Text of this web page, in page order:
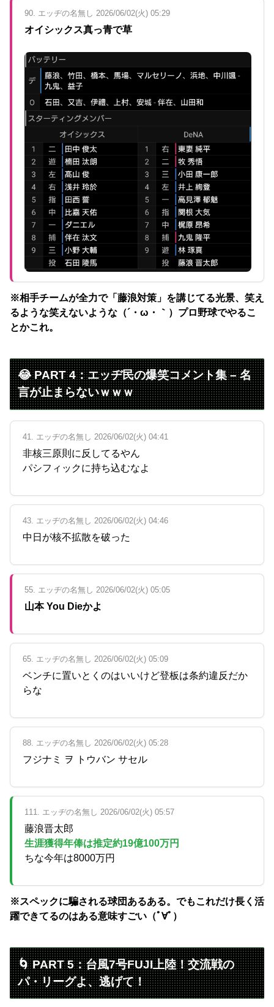
90. エッヂの名無し 2026/06/02(火) 05:29
オイシックス真っ青で草
※相手チームが全力で「藤浪対策」を講じてる光景、笑え
るような笑えないような（´・ω・｀）プロ野球でやるこ
とかこれ。
😂 PART 4：エッヂ民の爆笑コメント集 – 名
言が止まらないｗｗｗ
41. エッヂの名無し 2026/06/02(火) 04:41
非核三原則に反してるやん
パシフィックに持ち込むなよ
43. エッヂの名無し 2026/06/02(火) 04:46
中日が核不拡散を破った
55. エッヂの名無し 2026/06/02(火) 05:05
山本 You Dieかよ
65. エッヂの名無し 2026/06/02(火) 05:09
ベンチに置いとくのはいいけど登板は条約違反だか
らな
88. エッヂの名無し 2026/06/02(火) 05:28
フジナミ ヲ トウバン サセル
111. エッヂの名無し 2026/06/02(火) 05:57
藤浪晋太郎
生涯獲得年俸は推定約19億100万円
ちな今年は8000万円
※スペックに騙される球団あるある。でもこれだけ長く活
躍できてるのはある意味すごい（ﾟ∀ﾟ）
🌀 PART 5：台風7号FUJI上陸！交流戦の
パ・リーグよ、逃げて！